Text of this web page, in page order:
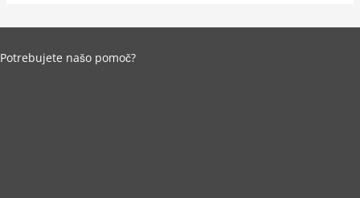
Potrebujete našo pomoč?